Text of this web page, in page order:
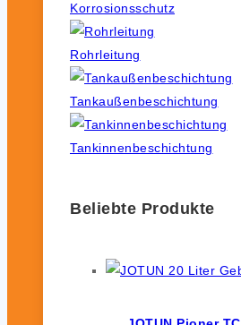
Korrosionsschutz
Rohrleitung
Tankaußenbeschichtung
Tankinnenbeschichtung
Beliebte Produkte